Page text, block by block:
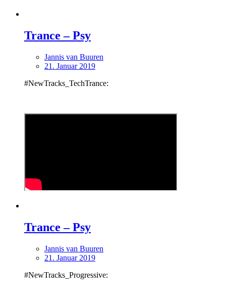
Trance – Psy
Jannis van Buuren
21. Januar 2019
#NewTracks_TechTrance:
Trance – Psy
Jannis van Buuren
21. Januar 2019
#NewTracks_Progressive: